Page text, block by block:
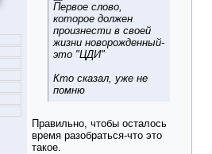
Первое слово,
которое должен
произнести в своей
жизни новорожденный-
это "ЦДИ"
Кто сказал, уже не
помню
Правильно, чтобы осталось
время разобраться-что это
такое.